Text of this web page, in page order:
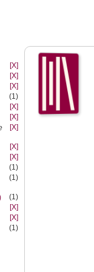
[X]
[X]
[X]
(1)
[X]
[X]
[X]
[X]
[X]
(1)
(1)
(1)
[X]
[X]
(1)